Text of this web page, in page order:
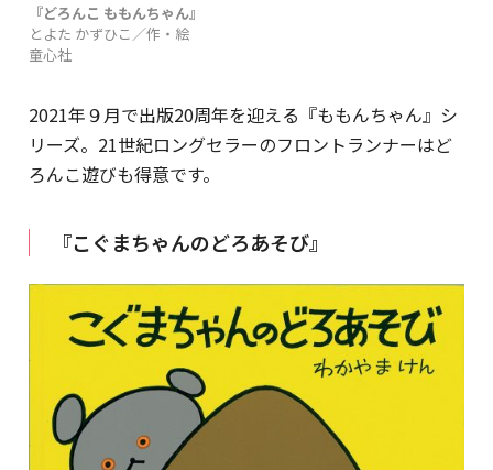
『どろんこ ももんちゃん』
とよた かずひこ／作・絵
童心社
2021年９月で出版20周年を迎える『ももんちゃん』シ
リーズ。21世紀ロングセラーのフロントランナーはど
ろんこ遊びも得意です。
『こぐまちゃんのどろあそび』